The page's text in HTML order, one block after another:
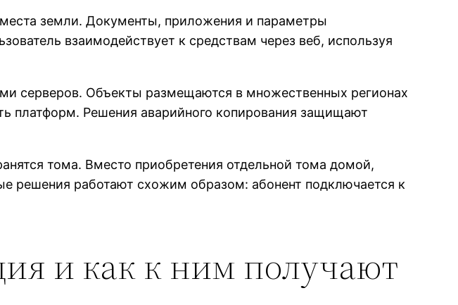
земли. Документы, приложения и параметры
взаимодействует к средствам через веб, используя
серверов. Объекты размещаются в множественных регионах
платформ. Решения аварийного копирования защищают
тома. Вместо приобретения отдельной тома домой,
решения работают схожим образом: абонент подключается к
и как к ним получают